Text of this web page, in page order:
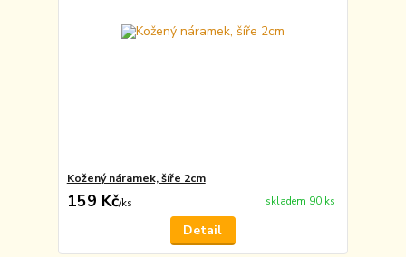
Kožený náramek, šíře 2cm
159 Kč/ks skladem 90 ks
Detail